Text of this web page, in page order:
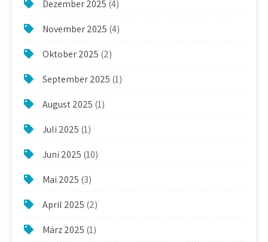
Dezember 2025 (4)
November 2025 (4)
Oktober 2025 (2)
September 2025 (1)
August 2025 (1)
Juli 2025 (1)
Juni 2025 (10)
Mai 2025 (3)
April 2025 (2)
März 2025 (1)